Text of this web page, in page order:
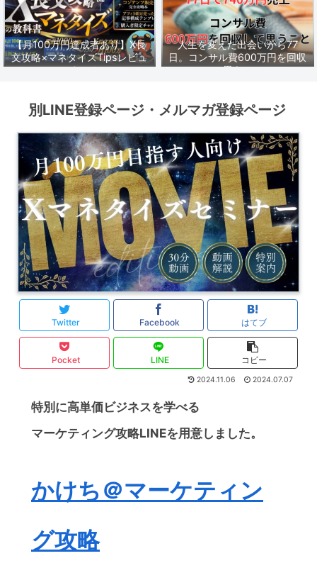
【月100万円達成者あり】X長
文攻略×マネタイズTipsレビュ
ーまとめ
人生を変えた出会いから77
日。コンサル費600万円を回収
して思うこと。
別LINE登録ページ・メルマガ登録ページ
Twitter Facebook はてブ
Pocket LINE コピー
2024.11.06 2024.07.07
特別に高単価ビジネスを学べる
マーケティング攻略LINEを用意しました。
かけち＠マーケティン
グ攻略